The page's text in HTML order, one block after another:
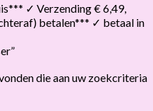
✓ Verzending € 6,49,
betalen*** ✓ betaal in
die aan uw zoekcriteria